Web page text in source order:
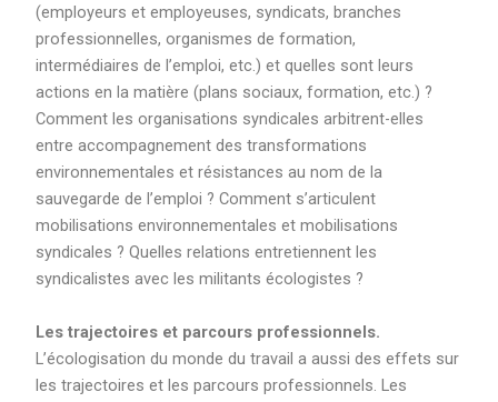
(employeurs et employeuses, syndicats, branches
professionnelles, organismes de formation,
intermédiaires de l’emploi, etc.) et quelles sont leurs
actions en la matière (plans sociaux, formation, etc.) ?
Comment les organisations syndicales arbitrent-elles
entre accompagnement des transformations
environnementales et résistances au nom de la
sauvegarde de l’emploi ? Comment s’articulent
mobilisations environnementales et mobilisations
syndicales ? Quelles relations entretiennent les
syndicalistes avec les militants écologistes ?
Les trajectoires et parcours professionnels.
L’écologisation du monde du travail a aussi des effets sur
les trajectoires et les parcours professionnels. Les